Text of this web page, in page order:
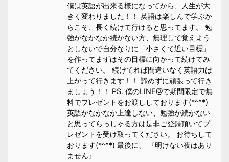
僕は英語が出来る様になってから、人生が大
きく変わりました！！ 英語は楽しんで学ぶか
らこそ、長く続けて行けると思ってます。 勉
強がなかなか続かない方、無理して覚えよう
としないで自分なりに「小さくて近い目標」
を作ってまずはその目標に向かって続けてみ
てください。 続けてれば間違いなく英語力は
上がって行きます！！ 諦めずに頑張って行き
ましょう！！ PS. 僕のLINE@で期間限定で無
料でプレゼントをお渡ししております(*^^*)
英語がなかなか上達しない、勉強が続かない
と思ってらっしゃる方は是非ご登録頂いてプ
レゼントを受け取ってください。 お待ちして
おります(*^^*) 最後に、 『明けない夜はあり
ません』